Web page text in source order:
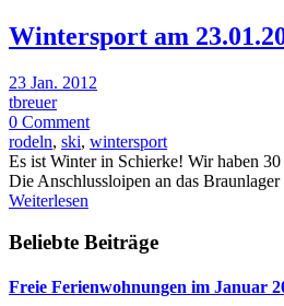
Wintersport am
23 Jan. 2012
tbreuer
0 Comment
rodeln, ski, wintersport
Es ist Winter in Schierke! Wir haben
Die Anschlussloipen an das
Weiterlesen
Beliebte Beiträge
Freie Ferienwohnungen im Januar